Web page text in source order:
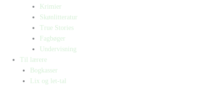
Krimier
Skønlitteratur
True Stories
Fagbøger
Undervisning
Til lærere
Bogkasser
Lix og let-tal